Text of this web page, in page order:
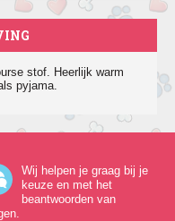
stof. Heerlijk warm
pyjama.
Wij helpen je graag bij je
keuze en met het
beantwoorden van